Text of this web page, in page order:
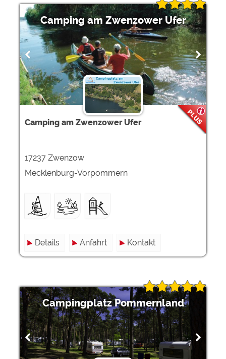
Camping am Zwenzower Ufer
Camping am Zwenzower Ufer
17237 Zwenzow
Mecklenburg-Vorpommern
Details Anfahrt Kontakt
Campingplatz Pommernland